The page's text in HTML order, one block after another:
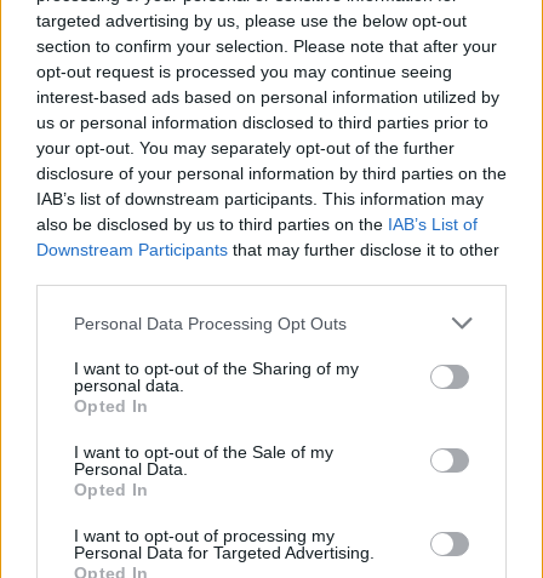
targeted advertising by us, please use the below opt-out
section to confirm your selection. Please note that after your
opt-out request is processed you may continue seeing
interest-based ads based on personal information utilized by
us or personal information disclosed to third parties prior to
your opt-out. You may separately opt-out of the further
disclosure of your personal information by third parties on the
IAB’s list of downstream participants. This information may
also be disclosed by us to third parties on the IAB’s List of
Downstream Participants that may further disclose it to other
Personal Data Processing Opt Outs
I want to opt-out of the Sharing of my
personal data.
Opted In
I want to opt-out of the Sale of my
Personal Data.
Opted In
I want to opt-out of processing my
Personal Data for Targeted Advertising.
Opted In
casa, lui che è nativo di Seriate, in provincia di
Bergamo.
ContemporaneamenteStefano Lucchiniha
lasciatol'Atalantaed è un nuovo giocatore del
Cesena. I romagnoli hanno comunicato
l'acquisto a titolo definitivo dell'esperto
Autore
Redazione Fantacalcio.it